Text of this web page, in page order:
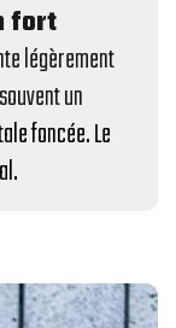
fort
légèrement
un
foncée. Le